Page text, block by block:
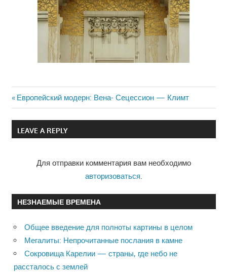
Навигация
по
Previous
Post:
Европейский модерн: Вена- Сецессион — Климт
LEAVE A REPLY
Для отправки комментария вам необходимо
авторизоваться
НЕЗНАЕМЫЕ ВРЕМЕНА
Общее введение для полноты картины в целом
Мегалиты: Непрочитанные послания в камне
Сокровища Карелии — страны, где небо не
рассталось с землей